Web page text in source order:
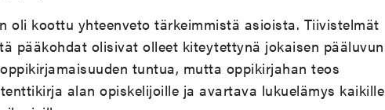
oli koottu yhteenveto tärkeimmistä asioista. Tiivistelmät
pääkohdat olisivat olleet kiteytettynä jokaisen pääluvun
tuntua, mutta oppikirjahan teos
alan opiskelijoille ja avartava lukuelämys kaikille